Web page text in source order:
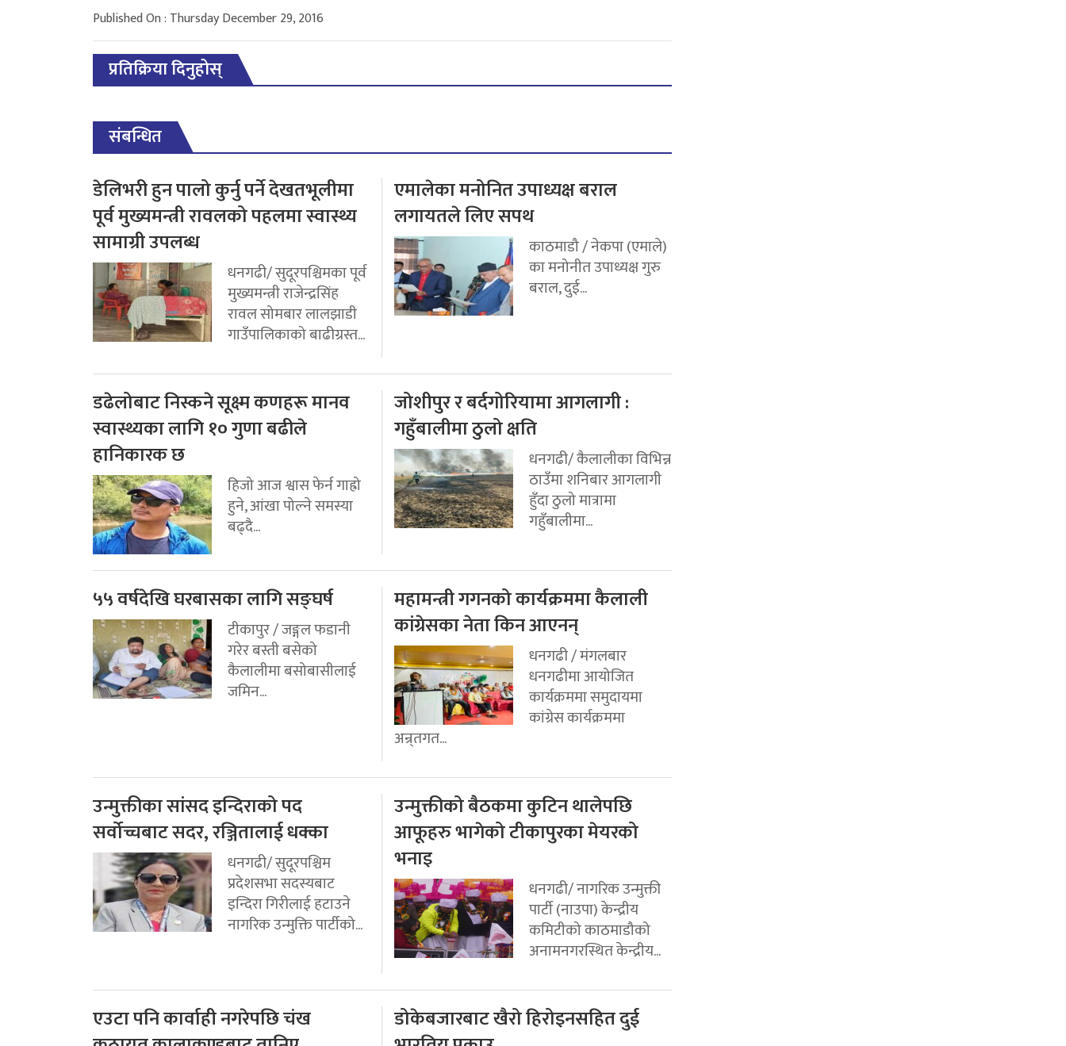
Published On : Thursday December 29, 2016
प्रतिक्रिया दिनुहोस्
संबन्धित
डेलिभरी हुन पालो कुर्नु पर्ने देखतभूलीमा
पूर्व मुख्यमन्त्री रावलको पहलमा स्वास्थ्य
सामाग्री उपलब्ध
धनगढी/ सुदूरपश्चिमका पूर्व
मुख्यमन्त्री राजेन्द्रसिंह
रावल सोमबार लालझाडी
गाउँपालिकाको बाढीग्रस्त...
एमालेका मनोनित उपाध्यक्ष बराल
लगायतले लिए सपथ
काठमाडौ / नेकपा (एमाले)
का मनोनीत उपाध्यक्ष गुरु
बराल, दुई...
डढेलोबाट निस्कने सूक्ष्म कणहरू मानव
स्वास्थ्यका लागि १० गुणा बढीले
हानिकारक छ
हिजो आज श्वास फेर्न गाह्रो
हुने, आंखा पोल्ने समस्या
बढ्दै...
जोशीपुर र बर्दगोरियामा आगलागी :
गहुँबालीमा ठुलो क्षति
धनगढी/ कैलालीका विभिन्न
ठाउँमा शनिबार आगलागी
हुँदा ठुलो मात्रामा
गहुँबालीमा...
५५ वर्षदेखि घरबासका लागि सङ्घर्ष
टीकापुर / जङ्गल फडानी
गरेर बस्ती बसेको
कैलालीमा बसोबासीलाई
जमिन...
महामन्त्री गगनको कार्यक्रममा कैलाली
कांग्रेसका नेता किन आएनन्
धनगढी / मंगलबार
धनगढीमा आयोजित
कार्यक्रममा समुदायमा
कांग्रेस कार्यक्रममा
अन्र्तगत...
उन्मुक्तीका सांसद इन्दिराको पद
सर्वोच्चबाट सदर, रञ्जितालाई धक्का
धनगढी/ सुदूरपश्चिम
प्रदेशसभा सदस्यबाट
इन्दिरा गिरीलाई हटाउने
नागरिक उन्मुक्ति पार्टीको...
उन्मुक्तीको बैठकमा कुटिन थालेपछि
आफूहरु भागेको टीकापुरका मेयरको
भनाइ
धनगढी/ नागरिक उन्मुक्ती
पार्टी (नाउपा) केन्द्रीय
कमिटीको काठमाडौको
अनामनगरस्थित केन्द्रीय...
एउटा पनि कार्वाही नगरेपछि चंख
डोकेबजारबाट खैरो हिरोइनसहित दुई